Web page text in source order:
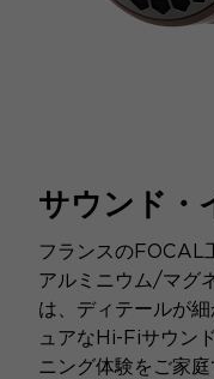
サウンド・
フランスのFOCAL
アルミニウム/マグ
は、ディテールが
ュアなHi-Fiサウン
ニング体験をご家